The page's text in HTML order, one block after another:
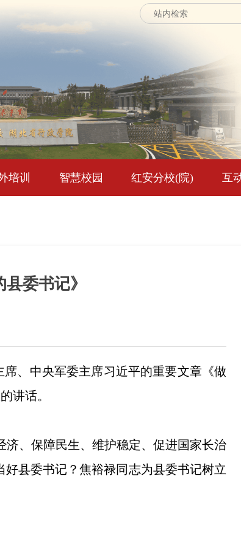
培训 智慧校园 红安分校(院) 互
委书记》
、中央军委主席习近平的重要文章《做
讲话。
、保障民生、维护稳定、促进国家长治
县委书记？焦裕禄同志为县委书记树立